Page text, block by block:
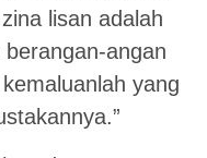
lisan adalah
angan
yang